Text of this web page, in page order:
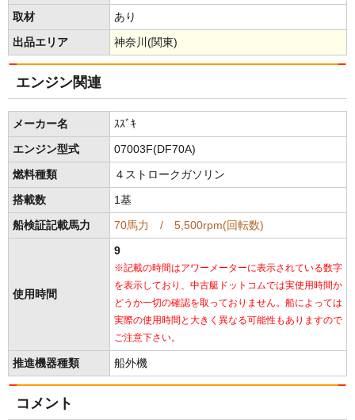
取材 あり
出品エリア 神奈川(関東)
エンジン関連
メーカー名 ｽｽﾞｷ
エンジン型式 07003F(DF70A)
燃料種類 ４ストロークガソリン
搭載数 1基
船検証記載馬力 70馬力 / 5,500rpm(回転数)
使用時間
9
※記載の時間はアワーメーターに表示されている数字
を表示しており、中古艇ドットコムでは実使用時間か
どうか一切の確認を取っておりません。船によっては
実際の使用時間と大きく異なる可能性もありますので
ご注意下さい。
推進機器種類 船外機
コメント